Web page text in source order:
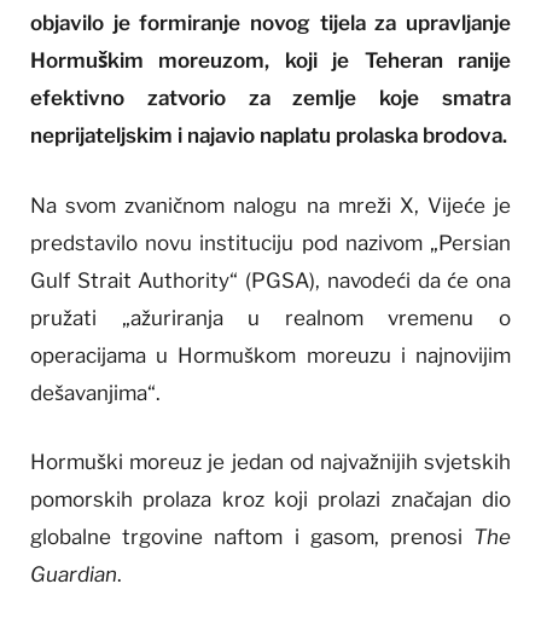
objavilo je formiranje novog tijela za upravljanje
Hormuškim moreuzom, koji je Teheran ranije
efektivno zatvorio za zemlje koje smatra
neprijateljskim i najavio naplatu prolaska brodova.
Na svom zvaničnom nalogu na mreži X, Vijeće je
predstavilo novu instituciju pod nazivom „Persian
Gulf Strait Authority“ (PGSA), navodeći da će ona
pružati „ažuriranja u realnom vremenu o
operacijama u Hormuškom moreuzu i najnovijim
dešavanjima“.
Hormuški moreuz je jedan od najvažnijih svjetskih
pomorskih prolaza kroz koji prolazi značajan dio
globalne trgovine naftom i gasom, prenosi The
Guardian.